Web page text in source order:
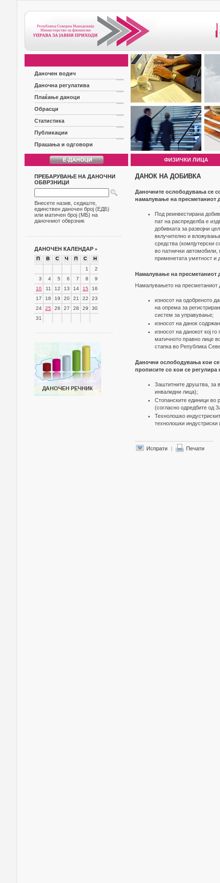
Даночен водич
Даночна регулатива
Плаќање даноци
Обрасци
Статистика
Публикации
Прашања и одговори
ФИЗИЧКИ ЛИЦА
ПРЕБАРУВАЊЕ НА ДАНОЧНИ
ОБВРЗНИЦИ
Внесете назив, седиште,
единствен даночен број (ЕДБ)
или матичен број (МБ) на
даночниот обврзник
ДАНОЧЕН КАЛЕНДАР »
П В С Ч П С
Н
1
2
3
4 5 6 7 8
9
10
11 12 13 14 15
16
17
18 19 20 21 22
23
24
25 26 27 28 29
30
31
ДАНОК НА ДОБИВКА
Даночните ослободувања се
намалување на пресметаниот
Под реинвестирана
пат на распределба е
добивката за развојни
вклучително и
средства (компјутерски
во патнички автомобили,
применетата уметност и
Намалување на пресметаниот
Намалувањето на пресметаниот
износот на одобреното
на опрема за
систем за управување;
износот на данок
износот на данокот кој
матичното правно лице
стапка во Република
Даночни ослободувања кои
прописите со кои се
Заштитните друштва, за
инвалидни лица);
Стопанските единици во
(согласно одредбите од
Технолошко
технолошки индустриски
Испрати | Печати